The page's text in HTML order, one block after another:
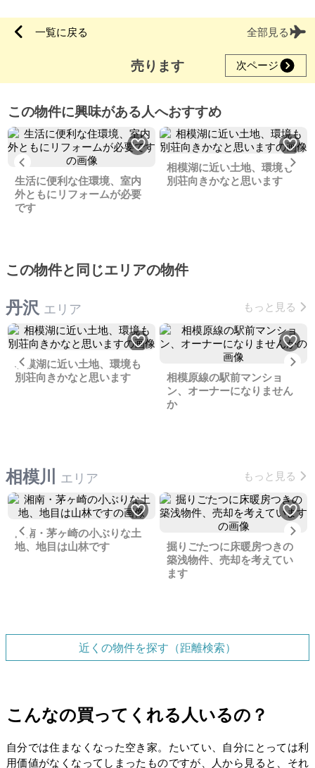
一覧に戻る 全部見る
売ります 次ページ
この物件に興味がある人へおすすめ
Previous
生活に便利な住環境、室内
外ともにリフォームが必要
です
相模湖に近い土地、環境も
別荘向きかなと思います
この物件と同じエリアの物件
丹沢 エリア もっと見る
Previous
相模湖に近い土地、環境も
別荘向きかなと思います
相模原線の駅前マンショ
ン、オーナーになりません
か
相模川 エリア もっと見る
Previous
湘南・茅ヶ崎の小ぶりな土
地、地目は山林です
掘りごたつに床暖房つきの
築浅物件、売却を考えてい
ます
近くの物件を探す（距離検索）
こんなの買ってくれる人いるの？
自分では住まなくなった空き家。たいてい、自分にとっては利
用価値がなくなってしまったものですが、人から見ると、それ